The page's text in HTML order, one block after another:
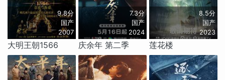
9.8分
国产
2007
大明王朝1566
7.3分
国产
2024
庆余年 第二季
8.5分
国产
2023
莲花楼